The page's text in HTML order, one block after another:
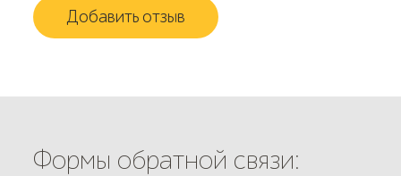
Добавить отзыв
Формы обратной связи: